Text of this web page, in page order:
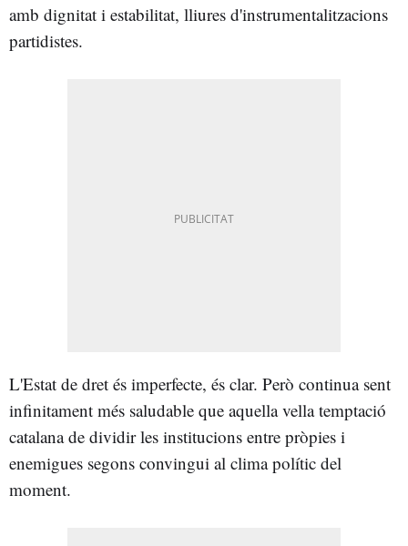
amb dignitat i estabilitat, lliures d'instrumentalitzacions
partidistes.
L'Estat de dret és imperfecte, és clar. Però continua sent
infinitament més saludable que aquella vella temptació
catalana de dividir les institucions entre pròpies i
enemigues segons convingui al clima polític del
moment.